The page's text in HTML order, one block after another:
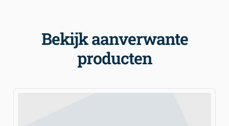
Bekijk aanverwante
producten